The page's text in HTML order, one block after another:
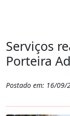
Serviços
Porteira
Postado em: 16/09/